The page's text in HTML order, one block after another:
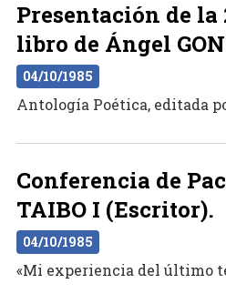
Presentación de la
libro de Ángel
04/10/1985
Antología Poética, editada
Conferencia de
TAIBO I (Escritor).
04/10/1985
«Mi experiencia del último